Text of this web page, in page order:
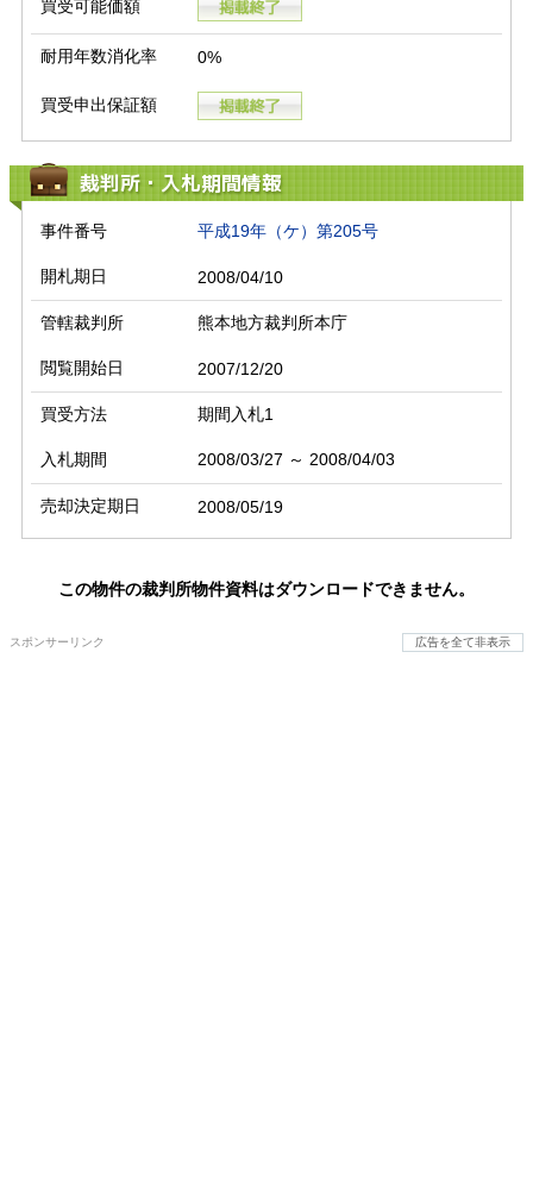
買受可能価額
耐用年数消化率 0%
買受申出保証額
裁判所・入札期間情報
事件番号 平成19年（ケ）第205号
開札期日 2008/04/10
管轄裁判所 熊本地方裁判所本庁
閲覧開始日 2007/12/20
買受方法 期間入札1
入札期間 2008/03/27 ～ 2008/04/03
売却決定期日 2008/05/19
この物件の裁判所物件資料はダウンロードできません。
スポンサーリンク 広告を全て非表示